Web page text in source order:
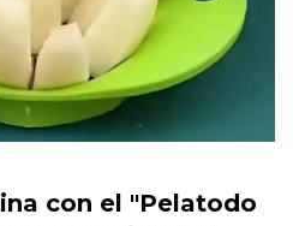
con el "Pelatodo